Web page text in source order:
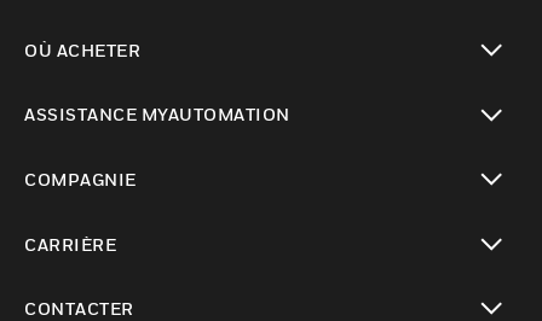
OÙ ACHETER
ASSISTANCE MYAUTOMATION
COMPAGNIE
CARRIÈRE
CONTACTER